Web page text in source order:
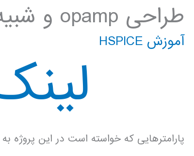
طراحی opamp و شبیه سازی در HSPICE
آموزش HSPICE
پارامترهایی که خواسته است در این پروژه